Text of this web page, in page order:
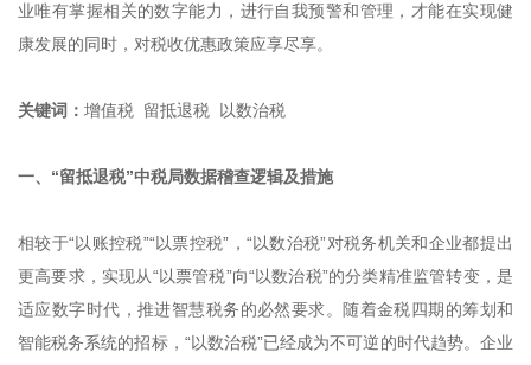
业唯有掌握相关的数字能力，进行自我预警和管理，才能在实现健
康发展的同时，对税收优惠政策应享尽享。
关键词： 增值税 留抵退税 以数治税
一、“留抵退税”中税局数据稽查逻辑及措施
相较于“以账控税”“以票控税”，“以数治税”对税务机关和企业都提出
更高要求，实现从“以票管税”向“以数治税”的分类精准监管转变，是
适应数字时代，推进智慧税务的必然要求。随着金税四期的筹划和
智能税务系统的招标，“以数治税”已经成为不可逆的时代趋势。企业